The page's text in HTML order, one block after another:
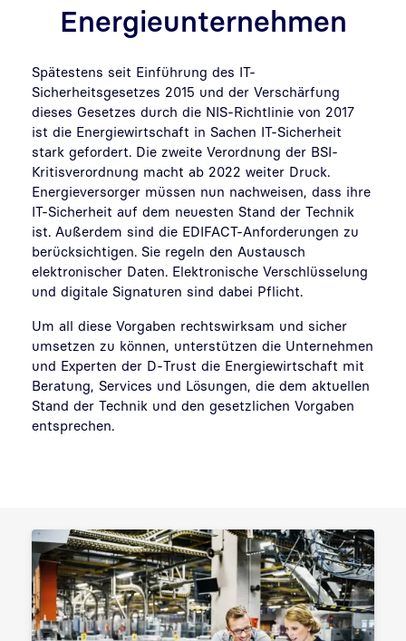
Energieunternehmen
Spätestens seit Einführung des IT-
Sicherheitsgesetzes 2015 und der Verschärfung
dieses Gesetzes durch die NIS-Richtlinie von 2017
ist die Energiewirtschaft in Sachen IT-Sicherheit
stark gefordert. Die zweite Verordnung der BSI-
Kritisverordnung macht ab 2022 weiter Druck.
Energieversorger müssen nun nachweisen, dass ihre
IT-Sicherheit auf dem neuesten Stand der Technik
ist. Außerdem sind die EDIFACT-Anforderungen zu
berücksichtigen. Sie regeln den Austausch
elektronischer Daten. Elektronische Verschlüsselung
und digitale Signaturen sind dabei Pflicht.
Um all diese Vorgaben rechtswirksam und sicher
umsetzen zu können, unterstützen die Unternehmen
und Experten der D-Trust die Energiewirtschaft mit
Beratung, Services und Lösungen, die dem aktuellen
Stand der Technik und den gesetzlichen Vorgaben
entsprechen.